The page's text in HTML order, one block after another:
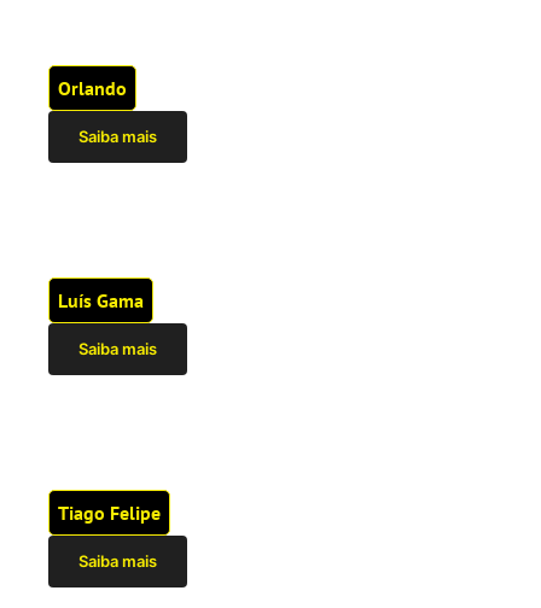
Orlando
Saiba mais
Luís Gama
Saiba mais
Tiago Felipe
Saiba mais